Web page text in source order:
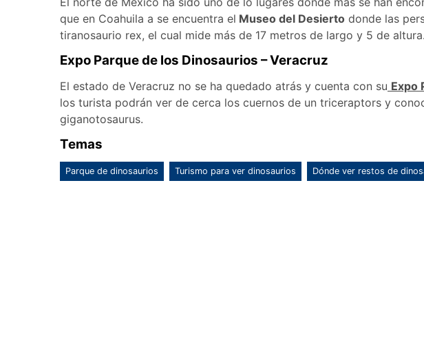
que en Coahuila a se encuentra el Museo del Desierto donde las
tiranosaurio rex, el cual mide más de 17 metros de largo y 5 de altura.
Expo Parque de los Dinosaurios – Veracruz
El estado de Veracruz no se ha quedado atrás y cuenta con su Expo
los turista podrán ver de cerca los cuernos de un triceraptors y
giganotosaurus.
Temas
Parque de dinosaurios Turismo para ver dinosaurios Dónde ver restos de